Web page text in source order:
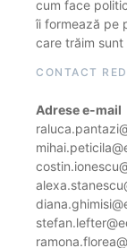
cum face
îi formează pe
care trăim
CONTACT
Adrese e-mail